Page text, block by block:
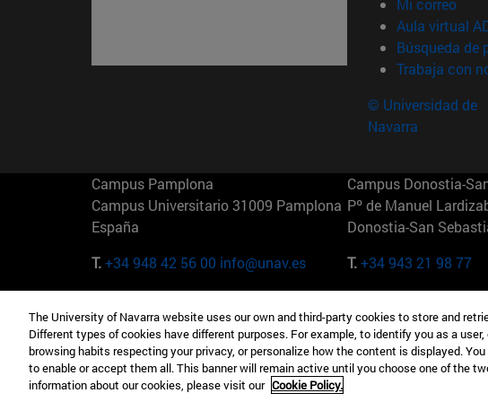
Mi correo
Aula virtual
Búsqueda de
Trabaja con
© Universidad de
Navarra
Campus Pamplona
Campus Universitario 31009 Pamplona
España
T.+34 948 42 56 00 info@unav.es
Campus Donostia-
Pº de Manuel
Donostia-San
T.+34 943 21 98 77
Camino del Cerro Águila 3 28023
Madrid España
T.+34 912 11 30 00
165 W 57th St
EE.UU
T.+1 646 346 8850
The University of Navarra website uses our own and third-party cookies to store and
Different types of cookies have different purposes. For example, to identify you as a
browsing habits respecting your privacy, or personalize how the content is displayed.
to enable or accept them all. This banner will remain active until you choose one of the
information about our cookies, please visit our Cookie Policy.